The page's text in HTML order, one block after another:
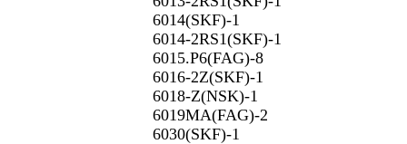
6014(SKF)-1
6014-2RS1(SKF)-1
6015.P6(FAG)-8
6016-2Z(SKF)-1
6018-Z(NSK)-1
6019MA(FAG)-2
6030(SKF)-1